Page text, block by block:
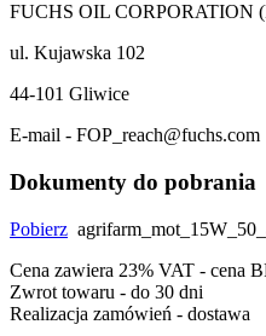
FUCHS OIL CORPORATION
ul. Kujawska 102
44-101 Gliwice
E-mail - FOP_reach@fuchs.com
Dokumenty do pobrania
Pobierz
Cena zawiera 23% VAT - cena
Zwrot towaru - do 30 dni
Realizacja zamówień - dostawa